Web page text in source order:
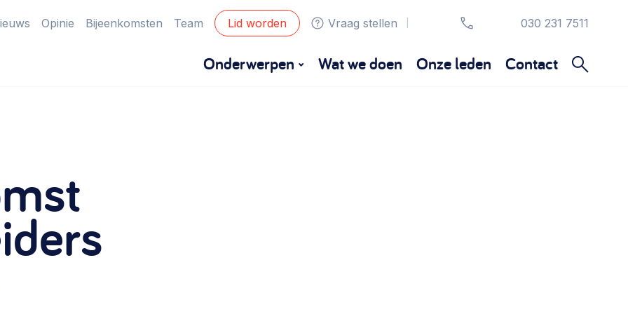
Opinie Bijeenkomsten Team Lid worden Vraag stellen 030 231 7511
Onderwerpen
Eigen gebouw
Huren of kopen, maatschappelijk vastgoed,
ontmoetingsplekken >
Wat we doen Onze leden Contact